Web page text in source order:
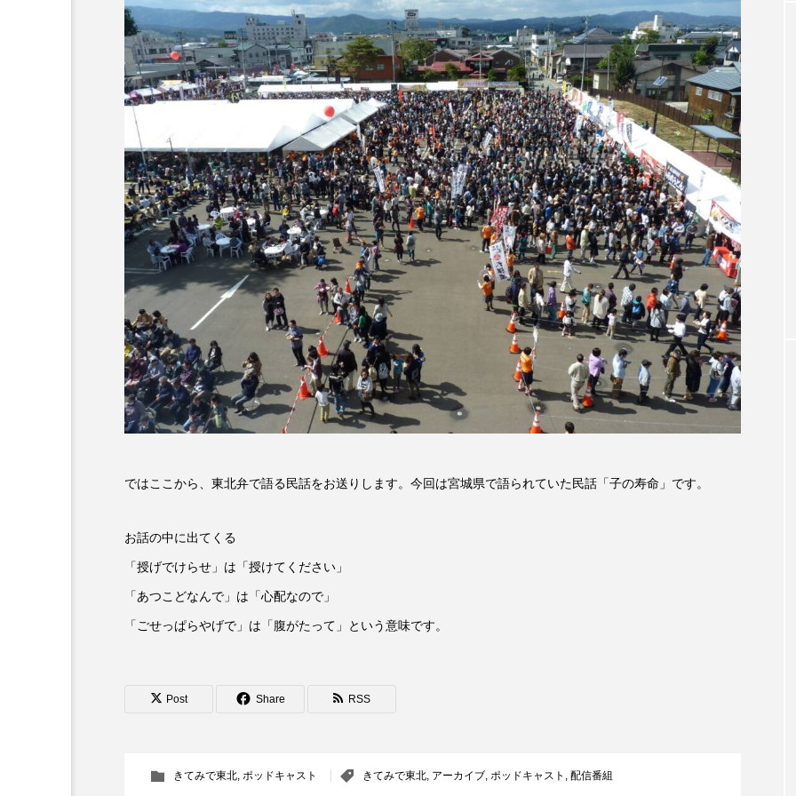
キング・オブ・キングス クラファン クリスマス クロエ・ジャオ グリム兄弟
グリム童話の部屋 ケネス・ブラナー ゲスト コクヨ コルベスどの
サニーサイドブックス サリー サンキュー、チャック ザジフィルムズ
シム・ウンギョン シム・ヒョンソ シルヴィオ・ソルディーニ シンシア・エリヴォ
ジェシカ・チャステイン ジェシー・バックリー ジオジオのかんむり ジャネル・ツ
ジューン・スキップ ジョディ・フォスター ジョージア スイス スイス映画
スカーレット・ヨハンソン スケルトン！のりもの編 スターキャットアルバトロス・フィル
スティーブン・キング スペイン映画 スペシャルナビゲーター セイハ英語学院
ソミーラ・リア・フッディン タイ映画 ダイヤモンド 私たちの衣装工房 ダニエル
ダミアーノ・ミキエレット チャイルド・フィルム チャップリン チャールズ・ディ
ドナルド・トランプ
ナースコール
ピチカート・ママ ファームサーカスの地産地消をあそぼう！ フェ
フリーペーパー
ではここから、東北弁で語る民話をお送りします。今回は宮城県で語られていた民話「子の寿命」です。
お話の中に出てくる
「授げでけらせ」は「授けてください」
「あつこどなんで」は「心配なので」
「ごせっぱらやげで」は「腹がたって」という意味です。
Post Share RSS
きてみで東北, ポッドキャスト きてみで東北, アーカイブ, ポッドキャスト , 配信番組